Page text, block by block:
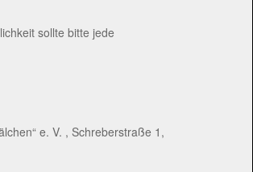
sollte bitte jede
e. V. , Schreberstraße 1,